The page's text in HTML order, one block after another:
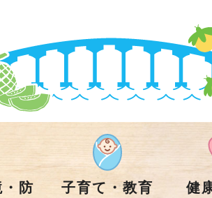
・防
子育て・教育 健